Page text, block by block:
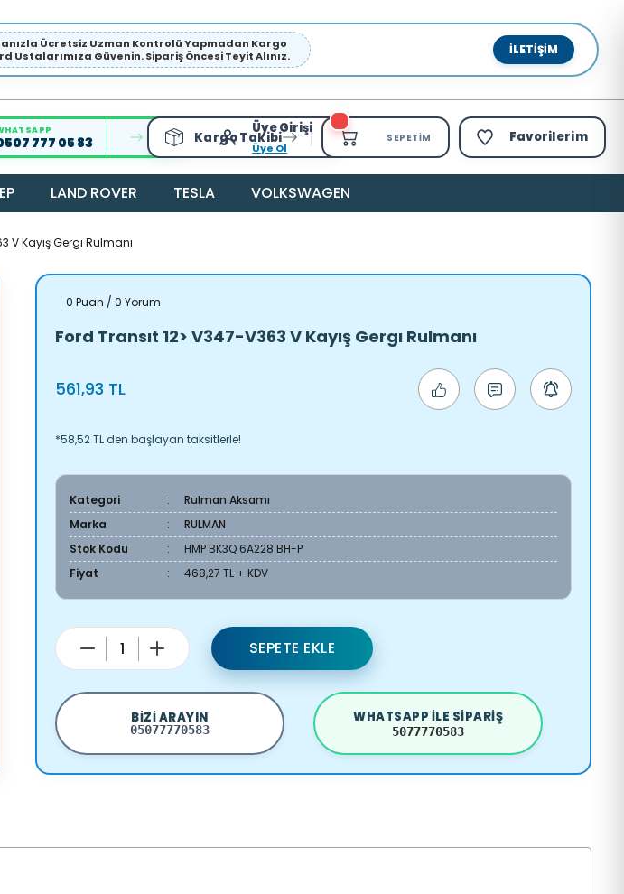
Ücretsiz Uzman Kontrolü Yapmadan Kargo
Ustalarımıza Güvenin. Sipariş Öncesi Teyit Alınız.
İLETIŞIM
777 05 83 Kargo Takibi
Üye Girişi
Üye Ol
SEPETIM Favorilerim
LAND ROVER TESLA VOLKSWAGEN
V Kayış Gergı Rulmanı
0 Puan / 0 Yorum
Ford Transıt 12> V347-V363 V Kayış Gergı Rulmanı
561,93 TL
*58,52 TL den başlayan taksitlerle!
Kategori
Rulman Aksamı
Marka
RULMAN
Stok Kodu
HMP BK3Q 6A228 BH-P
Fiyat
468,27 TL + KDV
SEPETE EKLE
BIZI ARAYIN
05077770583
WHATSAPP ILE SIPARIŞ
5077770583